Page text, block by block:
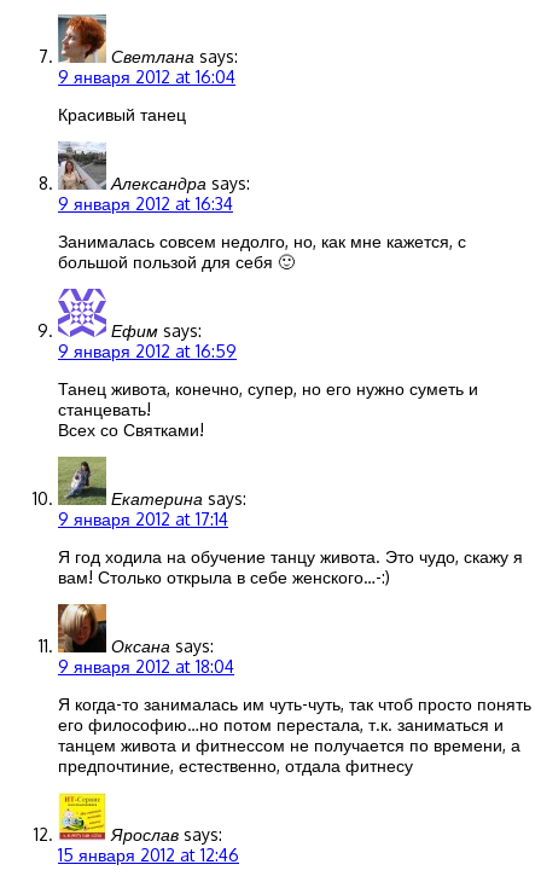
Светлана says:
9 января 2012 at 16:04
Красивый танец
Александра says:
9 января 2012 at 16:34
Занималась совсем недолго, но, как мне кажется, с
большой пользой для себя 🙂
Ефим says:
9 января 2012 at 16:59
Танец живота, конечно, супер, но его нужно суметь и
станцевать!
Всех со Святками!
Екатерина says:
9 января 2012 at 17:14
Я год ходила на обучение танцу живота. Это чудо, скажу я
вам! Столько открыла в себе женского…-:)
Оксана says:
9 января 2012 at 18:04
Я когда-то занималась им чуть-чуть, так чтоб просто понять
его философию…но потом перестала, т.к. заниматься и
танцем живота и фитнессом не получается по времени, а
предпочтиние, естественно, отдала фитнесу
Ярослав says:
15 января 2012 at 12:46